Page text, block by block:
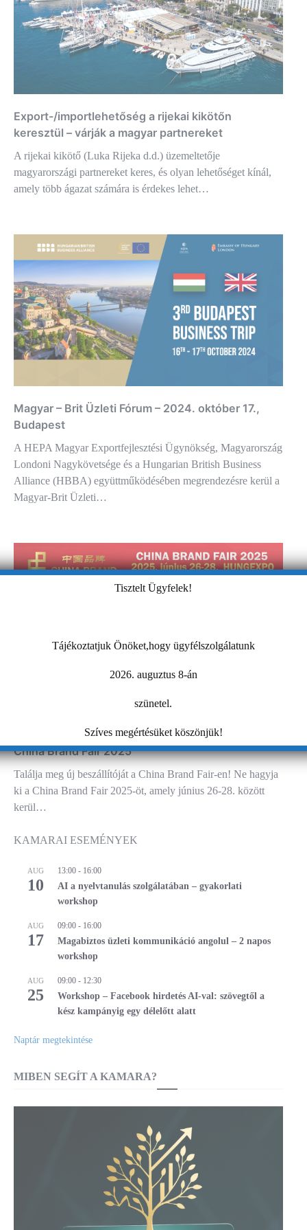
Export-/importlehetőség a rijekai kikötőn
keresztül – várják a magyar partnereket
A rijekai kikötő (Luka Rijeka d.d.) üzemeltetője
magyarországi partnereket keres, és olyan lehetőséget kínál,
amely több ágazat számára is érdekes lehet…
Magyar – Brit Üzleti Fórum – 2024. október 17.,
Budapest
A HEPA Magyar Exportfejlesztési Ügynökség, Magyarország
Londoni Nagykövetsége és a Hungarian British Business
Alliance (HBBA) együttműködésében megrendezésre kerül a
Magyar-Brit Üzleti…
China Brand Fair 2025
Találja meg új beszállítóját a China Brand Fair-en! Ne hagyja
ki a China Brand Fair 2025-öt, amely június 26-28. között
kerül…
KAMARAI ESEMÉNYEK
AUG
10
13:00 - 16:00
AI a nyelvtanulás szolgálatában – gyakorlati
workshop
AUG
17
09:00 - 16:00
Magabiztos üzleti kommunikáció angolul – 2 napos
workshop
AUG
25
09:00 - 12:30
Workshop – Facebook hirdetés AI-val: szövegtől a
kész kampányig egy délelőtt alatt
Naptár megtekintése
MIBEN SEGÍT A KAMARA?
Tisztelt Ügyfelek!
Tájékoztatjuk Önöket,hogy ügyfélszolgálatunk
2026. auguztus 8-án
szünetel.
Szíves megértésüket köszönjük!